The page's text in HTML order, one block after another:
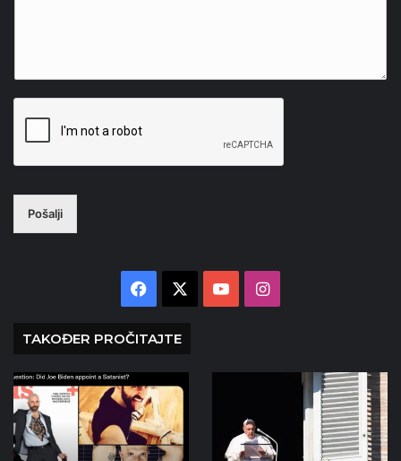
Pošalji
Facebook YouTubeInstagram
TAKOĐER PROČITAJTE